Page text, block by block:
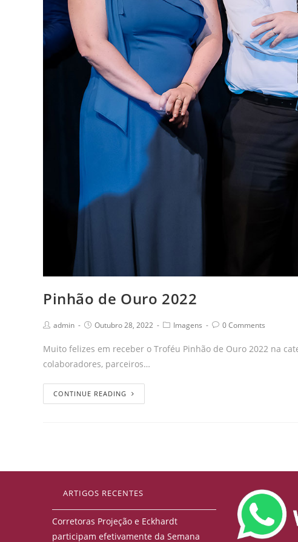
Pinhão de Ouro 2022
admin Outubro 28, 2022 Imagens 0 Comments
Muito felizes em receber o Troféu Pinhão de Ouro 2022 na
colaboradores, parceiros…
CONTINUE READING
ARTIGOS RECENTES
Corretoras Projeção e Eckhardt
participam efetivamente da Semana